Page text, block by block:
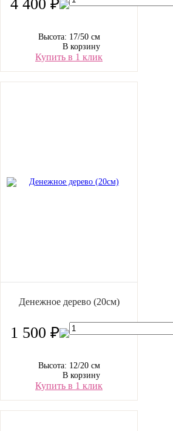
4 400 ₽
Высота: 17/50 см
В корзину
Купить в 1 клик
Денежное дерево (20см)
1 500 ₽
Высота: 12/20 см
В корзину
Купить в 1 клик